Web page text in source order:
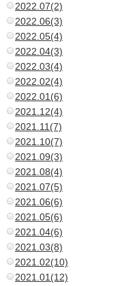
2022.07(2)
2022.06(3)
2022.05(4)
2022.04(3)
2022.03(4)
2022.02(4)
2022.01(6)
2021.12(4)
2021.11(7)
2021.10(7)
2021.09(3)
2021.08(4)
2021.07(5)
2021.06(6)
2021.05(6)
2021.04(6)
2021.03(8)
2021.02(10)
2021.01(12)